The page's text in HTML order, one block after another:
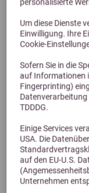
personalisierte
Um diese Dienste
Einwilligung. Ihre
Cookie-
Sofern Sie in die
auf Informationen
Fingerprinting)
TDDDG.
Einige Services
USA. Die
auf den EU-U.S.
Unternehmen